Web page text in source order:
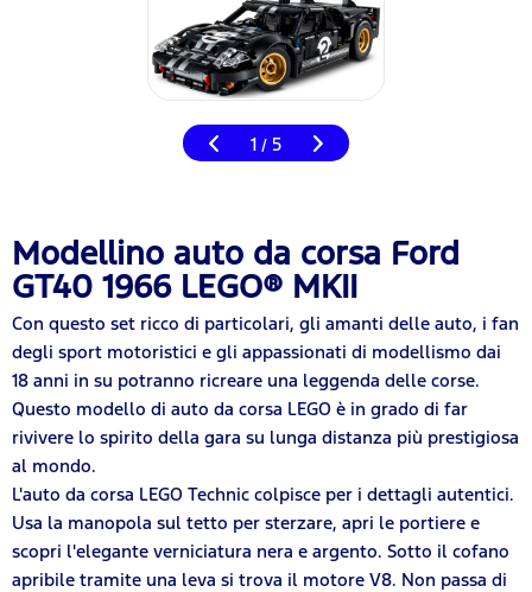
1 / 5
Modellino auto da corsa Ford
GT40 1966 LEGO® MKII
Con questo set ricco di particolari, gli amanti delle auto, i fan
degli sport motoristici e gli appassionati di modellismo dai
18 anni in su potranno ricreare una leggenda delle corse.
Questo modello di auto da corsa LEGO è in grado di far
rivivere lo spirito della gara su lunga distanza più prestigiosa
al mondo.
L'auto da corsa LEGO Technic colpisce per i dettagli autentici.
Usa la manopola sul tetto per sterzare, apri le portiere e
scopri l'elegante verniciatura nera e argento. Sotto il cofano
apribile tramite una leva si trova il motore V8. Non passa di